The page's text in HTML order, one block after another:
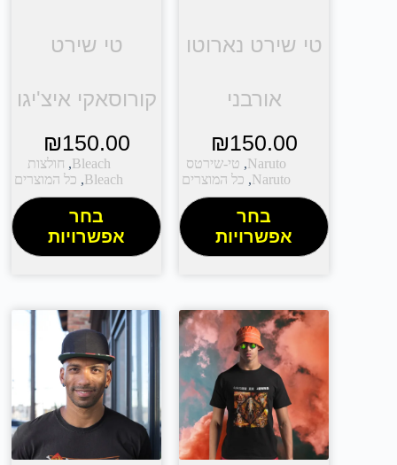
טי שירט נארוטו
אורבני
₪150.00
Naruto
, טי-שירטס
Naruto
, כל המוצרים
בחר
אפשרויות
טי שירט
קורוסאקי איצ'יגו
₪150.00
Bleach
, חולצות
Bleach
, כל המוצרים
בחר
אפשרויות